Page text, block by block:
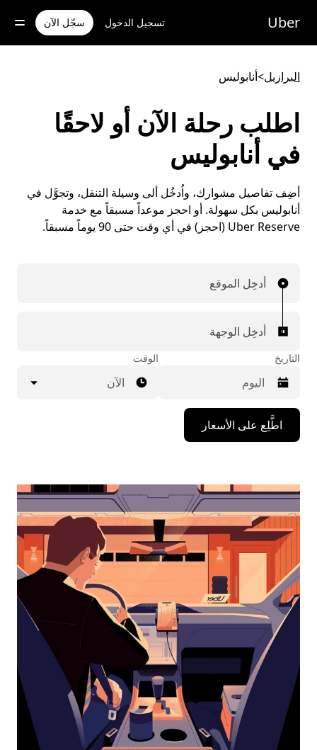
للوصول
المحتوى
Uber تسجيل الدخول سجّل الآن
البرازيل>أنابوليس
اطلب رحلة الآن أو لاحقًا
في أنابوليس
أضِف تفاصيل مشوارك، واُدخُل ألى وسيلة التنقل، وتجوَّل في
أنابوليس بكل سهولة. أو احجز موعداً مسبقاً مع خدمة
Uber Reserve (احجز) في أي وقت حتى 90 يوماً مسبقاً.
أدخِل الموقع
أدخِل الوجهة
التاريخ
اضغط
على
مفتاح
للأسفل
لاستخدام
التقويم
التاريخ.
اضغط
على
زر
الخروج
لإغلاق
التقويم.
الوقت
الآن
اطَّلِع على الأسعار